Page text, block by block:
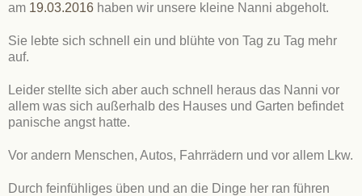
am 19.03.2016 haben wir unsere kleine Nanni abgeholt.
Sie lebte sich schnell ein und blühte von Tag zu Tag mehr
auf.
Leider stellte sich aber auch schnell heraus das Nanni vor
allem was sich außerhalb des Hauses und Garten befindet
panische angst hatte.
Vor andern Menschen, Autos, Fahrrädern und vor allem Lkw.
Durch feinfühliges üben und an die Dinge her ran führen